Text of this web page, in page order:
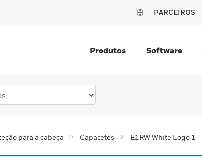
PARCEIROS
Produtos Software
para a cabeça Capacetes E1RW White Logo 1